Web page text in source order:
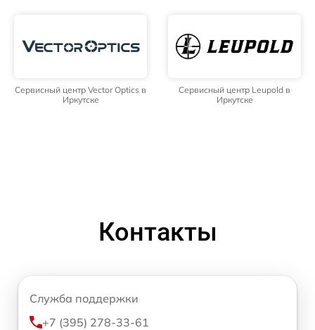
Сервисный центр Vector Optics в
Иркутске
Сервисный центр Leupold в
Иркутске
Контакты
Служба поддержки
+7 (395) 278-33-61